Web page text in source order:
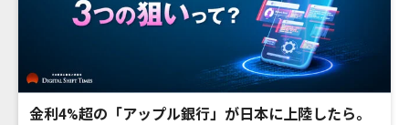
金利4%超の「アップル銀行」が日本に上陸したら。